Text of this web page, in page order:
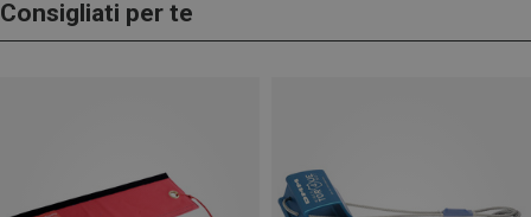
Consigliati per te